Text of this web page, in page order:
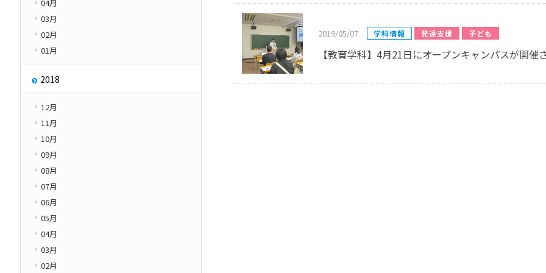
2019/05/07 学科情報 発達支援 子ども
【教育学科】4月21日にオープンキャンパスが開催
04月
03月
02月
01月
2018
12月
11月
10月
09月
08月
07月
06月
05月
04月
03月
02月